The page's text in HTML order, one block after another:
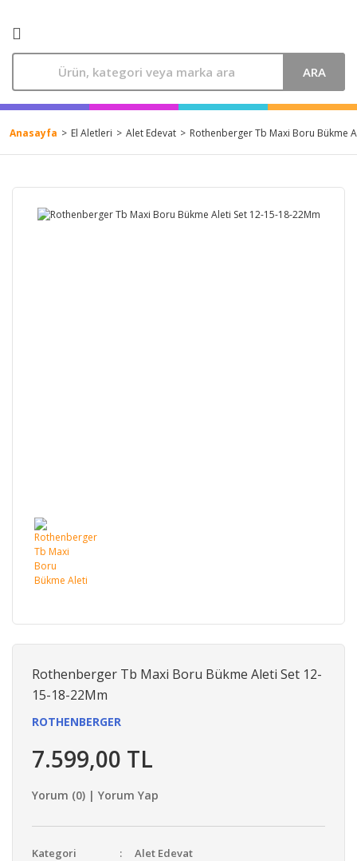
ARA
Anasayfa El Aletleri Alet Edevat Rothenberger Tb Maxi Boru Bükme
Rothenberger Tb Maxi Boru Bükme Aleti Set 12-
15-18-22Mm
ROTHENBERGER
7.599,00 TL
Yorum (0) | Yorum Yap
Kategori
Alet Edevat